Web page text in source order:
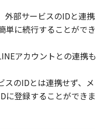
部サービスのIDと連携
単に続行することができ
アカウントとの連携も
のIDとは連携せず、メ
に登録することができま